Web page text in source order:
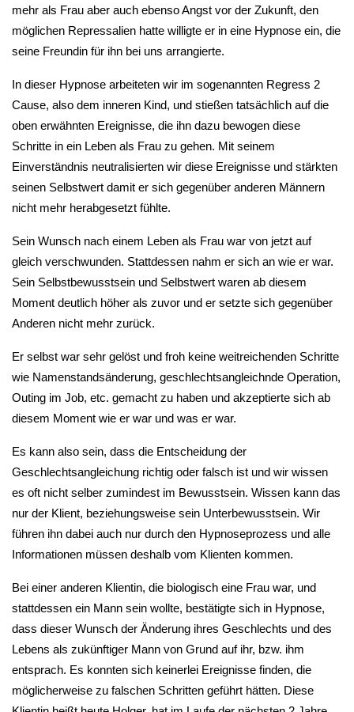
mehr als Frau aber auch ebenso Angst vor der Zukunft, den
möglichen Repressalien hatte willigte er in eine Hypnose ein, die
seine Freundin für ihn bei uns arrangierte.
In dieser Hypnose arbeiteten wir im sogenannten Regress 2
Cause, also dem inneren Kind, und stießen tatsächlich auf die
oben erwähnten Ereignisse, die ihn dazu bewogen diese
Schritte in ein Leben als Frau zu gehen. Mit seinem
Einverständnis neutralisierten wir diese Ereignisse und stärkten
seinen Selbstwert damit er sich gegenüber anderen Männern
nicht mehr herabgesetzt fühlte.
Sein Wunsch nach einem Leben als Frau war von jetzt auf
gleich verschwunden. Stattdessen nahm er sich an wie er war.
Sein Selbstbewusstsein und Selbstwert waren ab diesem
Moment deutlich höher als zuvor und er setzte sich gegenüber
Anderen nicht mehr zurück.
Er selbst war sehr gelöst und froh keine weitreichenden Schritte
wie Namenstandsänderung, geschlechtsangleichnde Operation,
Outing im Job, etc. gemacht zu haben und akzeptierte sich ab
diesem Moment wie er war und was er war.
Es kann also sein, dass die Entscheidung der
Geschlechtsangleichung richtig oder falsch ist und wir wissen
es oft nicht selber zumindest im Bewusstsein. Wissen kann das
nur der Klient, beziehungsweise sein Unterbewusstsein. Wir
führen ihn dabei auch nur durch den Hypnoseprozess und alle
Informationen müssen deshalb vom Klienten kommen.
Bei einer anderen Klientin, die biologisch eine Frau war, und
stattdessen ein Mann sein wollte, bestätigte sich in Hypnose,
dass dieser Wunsch der Änderung ihres Geschlechts und des
Lebens als zukünftiger Mann von Grund auf ihr, bzw. ihm
entsprach. Es konnten sich keinerlei Ereignisse finden, die
möglicherweise zu falschen Schritten geführt hätten. Diese